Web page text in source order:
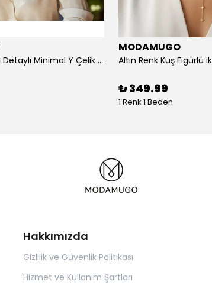
Altın Renk Daire Detaylı Minimal Y Çelik Kolye
MODAMUGO
₺ 349.99
1 Renk 1 Beden
Hakkımızda
Gizlilik ve Güvenlik Politikası
Hizmet ve Kullanım Şartları